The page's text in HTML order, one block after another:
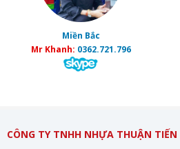
Miền Bắc
Mr Khanh: 0362.721.796
CÔNG TY TNHH NHỰA THUẬN TIẾN